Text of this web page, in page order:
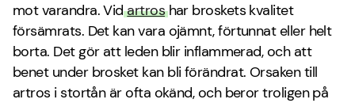
mot varandra. Vidartroshar broskets kvalitet
försämrats. Det kan vara ojämnt, förtunnat eller helt
borta. Det gör att leden blir inflammerad, och att
benet under brosket kan bli förändrat. Orsaken till
artros i stortån är ofta okänd, och beror troligen på